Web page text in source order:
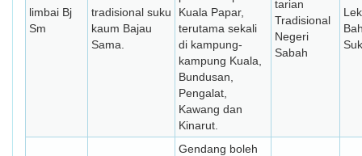
limbai Bj
Sm
tradisional suku
kaum Bajau
Sama.
Kuala Papar,
terutama sekali
di kampung-
kampung Kuala,
Bundusan,
Pengalat,
Kawang dan
Kinarut.
tarian
Tradisional
Negeri
Sabah
Gendang boleh